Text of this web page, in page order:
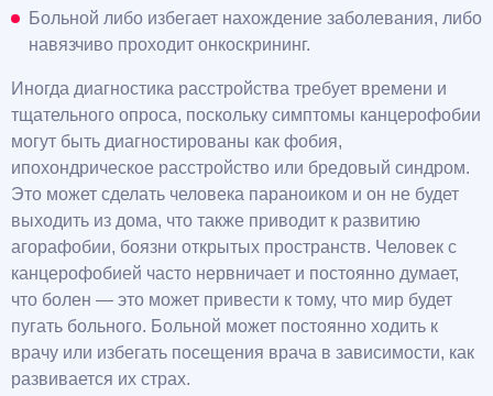
Больной либо избегает нахождение заболевания, либо
навязчиво проходит онкоскрининг.
Иногда диагностика расстройства требует времени и
тщательного опроса, поскольку симптомы канцерофобии
могут быть диагностированы как фобия,
ипохондрическое расстройство или бредовый синдром.
Это может сделать человека параноиком и он не будет
выходить из дома, что также приводит к развитию
агорафобии, боязни открытых пространств. Человек с
канцерофобией часто нервничает и постоянно думает,
что болен — это может привести к тому, что мир будет
пугать больного. Больной может постоянно ходить к
врачу или избегать посещения врача в зависимости, как
развивается их страх.